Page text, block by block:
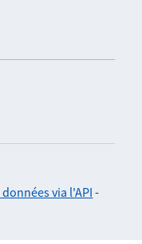
via l'API -